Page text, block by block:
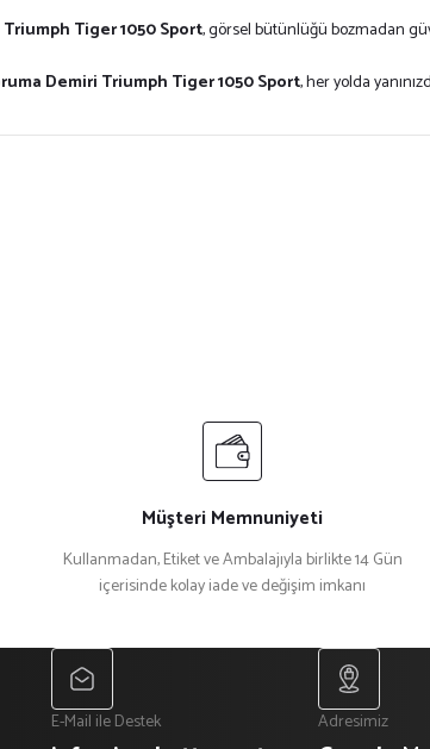
Tiger 1050 Sport, görsel bütünlüğü bozmadan
Demiri Triumph Tiger 1050 Sport, her yolda
Müşteri Memnuniyeti
Kullanmadan, Etiket ve Ambalajıyla birlikte 14 Gün
içerisinde kolay iade ve değişim imkanı
E-Mail ile Destek Adresimiz